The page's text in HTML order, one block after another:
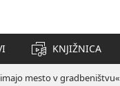
KNJIŽNICA
mesto v gradbeništvu«